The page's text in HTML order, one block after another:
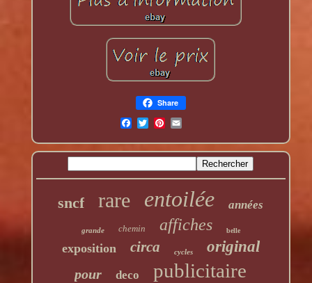
Share
sncf rare entoilée années
grande chemin affiches belle
exposition circa cycles original
pour deco publicitaire